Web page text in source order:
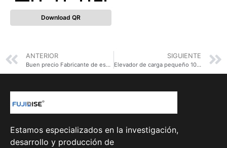
Download QR
ANTERIOR
Buen precio Fabricante de escaleras mecánicas Fábrica directamente Compras Centro Comercial Escalera mecánica Costo
SIGUIENTE
Elevador de carga pequeño 1000kg elevador de carga precio elevador de carga de tracción
Estamos especializados en la investigación,
desarrollo y producción de